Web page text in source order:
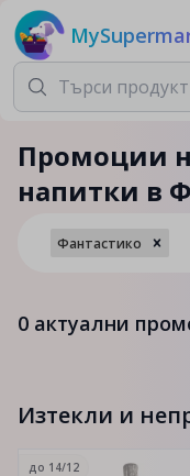
Промоции
напитки в
Фантастико
0 актуални
Изтекли и
до 14/12